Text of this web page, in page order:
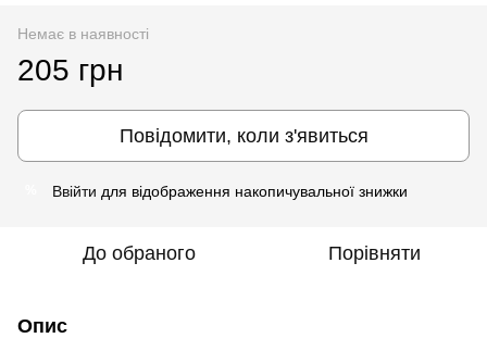
Немає в наявності
205 грн
Повідомити, коли з'явиться
Ввійти для відображення накопичувальної знижки
До обраного Порівняти
Опис